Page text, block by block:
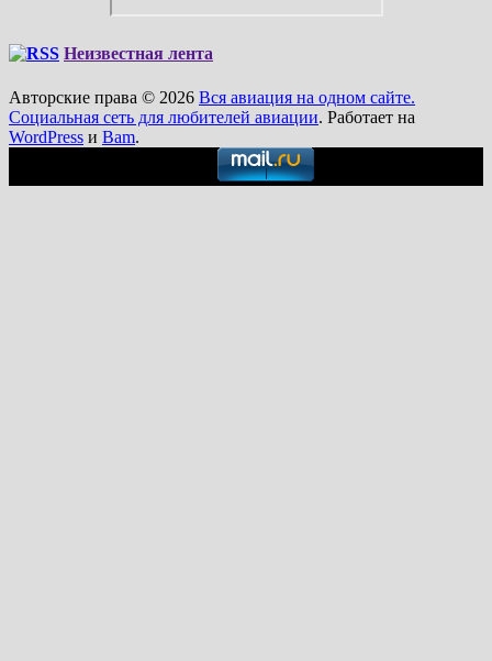
Неизвестная лента
Авторские права © 2026 Вся авиация на одном сайте.
Социальная сеть для любителей авиации. Работает на
WordPress и Bam.